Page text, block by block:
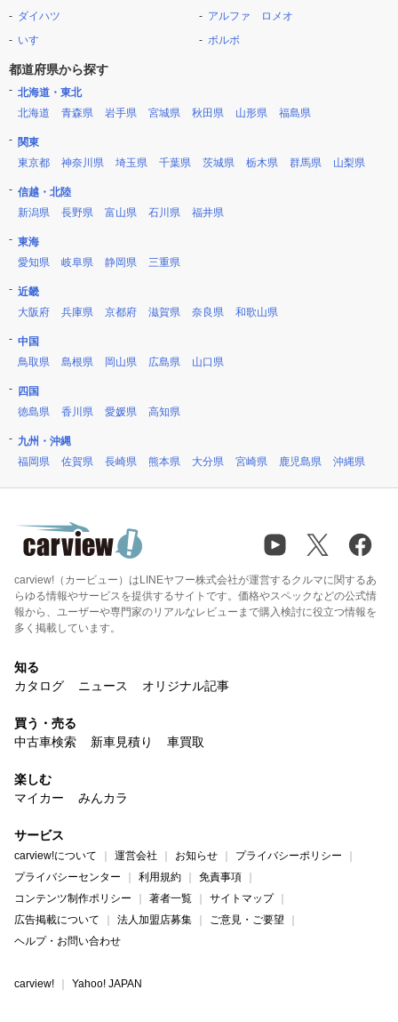
ダイハツ
いすゞ
アルファ ロメオ
ボルボ
都道府県から探す
北海道・東北
北海道
青森県 岩手県 宮城県 秋田県 山形県 福島県
関東
東京都
神奈川県 埼玉県 千葉県 茨城県 栃木県 群馬県 山梨県
信越・北陸
新潟県
長野県 富山県 石川県 福井県
東海
愛知県
岐阜県 静岡県 三重県
近畿
大阪府
兵庫県 京都府 滋賀県 奈良県 和歌山県
中国
鳥取県
島根県 岡山県 広島県 山口県
四国
徳島県
香川県 愛媛県 高知県
九州・沖縄
福岡県
佐賀県 長崎県 熊本県 大分県 宮崎県 鹿児島県 沖縄県
carview!（カービュー）はLINEヤフー株式会社が運営するクルマに関するあ
らゆる情報やサービスを提供するサイトです。価格やスペックなどの公式情
報から、ユーザーや専門家のリアルなレビューまで購入検討に役立つ情報を
多く掲載しています。
知る
カタログ
ニュース オリジナル記事
買う・売る
中古車検索
新車見積り 車買取
楽しむ
マイカー
みんカラ
サービス
carview!について 運営会社 お知らせ
プライバシーポリシー
プライバシーセンター
利用規約
免責事項
コンテンツ制作ポリシー
著者一覧
サイトマップ
広告掲載について
法人加盟店募集
ご意見・ご要望
ヘルプ・お問い合わせ
carview! Yahoo! JAPAN